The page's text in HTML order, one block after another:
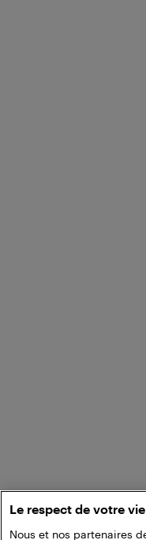
Le respect de votre
Nous et nos partenaires